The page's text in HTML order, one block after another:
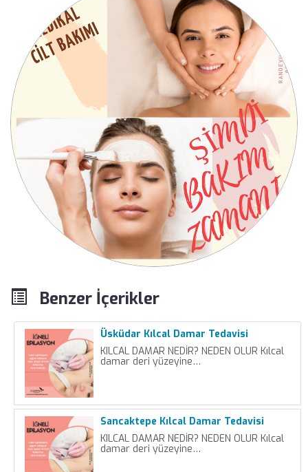
Benzer İçerikler
Üsküdar Kılcal Damar Tedavisi
KILCAL DAMAR NEDİR? NEDEN OLUR Kılcal
damar deri yüzeyine…
Sancaktepe Kılcal Damar Tedavisi
KILCAL DAMAR NEDİR? NEDEN OLUR Kılcal
damar deri yüzeyine…